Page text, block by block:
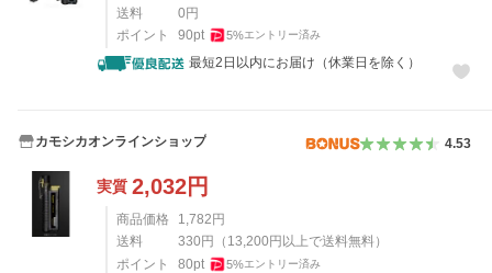
送料
0 円
ポイント
90pt 5%エントリー済み
最短2日以内にお届け（休業日を除く）
カモシカオンラインショップ 4.53
実質 2,032円
商品価格 1,782 円
送料
330 円 （ 13,200 円以上で送料無料）
ポイント
80pt 5%エントリー済み